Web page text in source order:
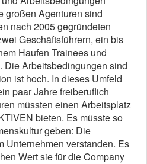
großen Agenturen sind
nach 2005 gegründeten
Geschäftsführern, ein bis
Haufen Trainees und
Die Arbeitsbedingungen sind
ist hoch. In dieses Umfeld
paar Jahre freiberuflich
müssten einen Arbeitsplatz
bieten. Es müsste so
geben: Die
Unternehmen verstanden. Es
Wert sie für die Company